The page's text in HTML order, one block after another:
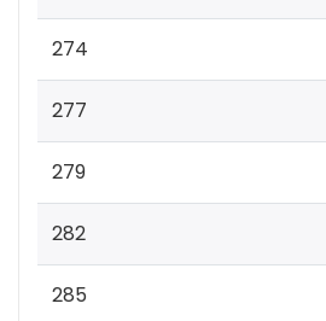
274
277
279
282
285